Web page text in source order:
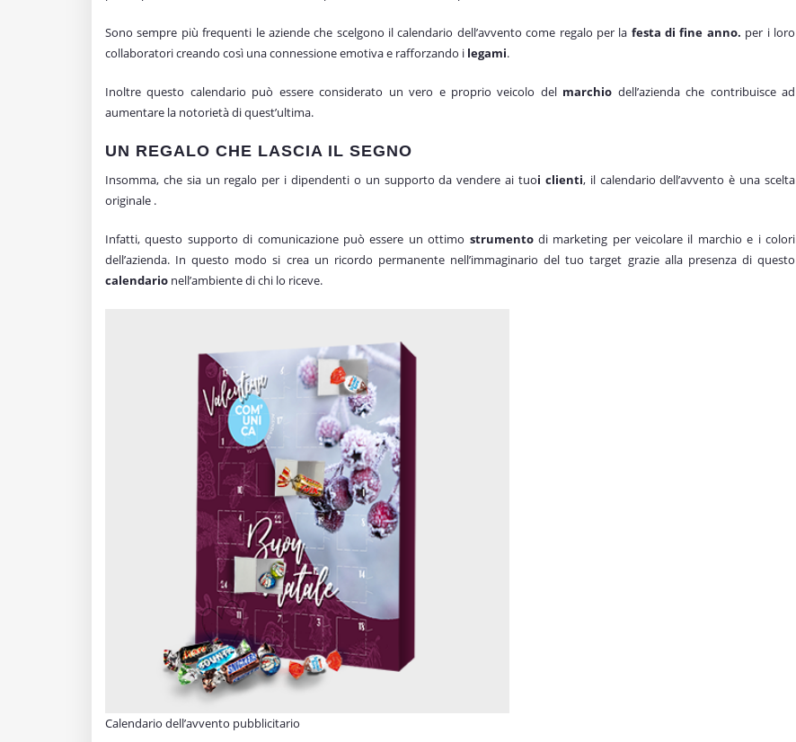
Sono sempre più frequenti le aziende che scelgono il calendario dell’avvento come regalo per la festa di fine anno. per i loro
collaboratori creando così una connessione emotiva e rafforzando i legami.
Inoltre questo calendario può essere considerato un vero e proprio veicolo del marchio dell’azienda che contribuisce ad
aumentare la notorietà di quest’ultima.
UN REGALO CHE LASCIA IL SEGNO
Insomma, che sia un regalo per i dipendenti o un supporto da vendere ai tuoi clienti, il calendario dell’avvento è una scelta
originale .
Infatti, questo supporto di comunicazione può essere un ottimo strumentodi marketing per veicolare il marchio e i colori
dell’azienda. In questo modo si crea un ricordo permanente nell’immaginario del tuo target grazie alla presenza di questo
calendario nell’ambiente di chi lo riceve.
Calendario dell’avvento pubblicitario